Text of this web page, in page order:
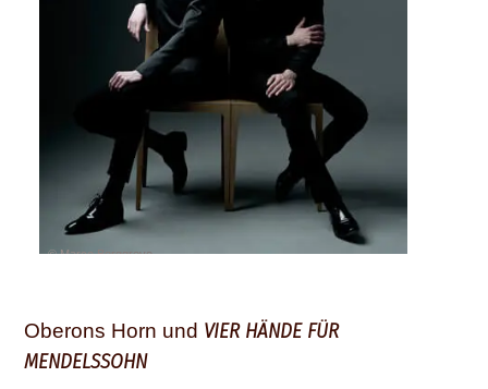
© Marco Borggreve
Oberons Horn und VIER HÄNDE FÜR
MENDELSSOHN